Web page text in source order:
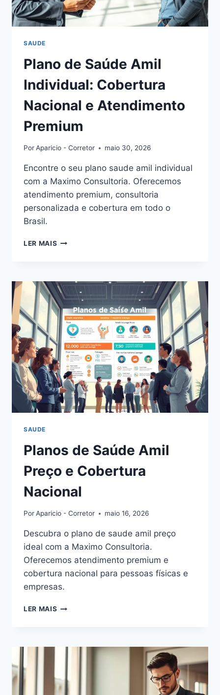
SAUDE
Plano de Saúde Amil
Individual: Cobertura
Nacional e Atendimento
Premium
PorAparicio - Corretor maio 30, 2026
Encontre o seu plano saude amil individual
com a Maximo Consultoria. Oferecemos
atendimento premium, consultoria
personalizada e cobertura em todo o
Brasil.
LER MAIS PLANO
INDIVIDUAL:
COBERTURA
NACIONAL
E
ATENDIMENTO
PREMIUM
SAUDE
Planos de Saúde Amil
Preço e Cobertura
Nacional
PorAparicio - Corretor maio 16, 2026
Descubra o plano de saude amil preço
ideal com a Maximo Consultoria.
Oferecemos atendimento premium e
cobertura nacional para pessoas físicas e
empresas.
LER MAIS PLANOS
PREÇO
NACIONAL